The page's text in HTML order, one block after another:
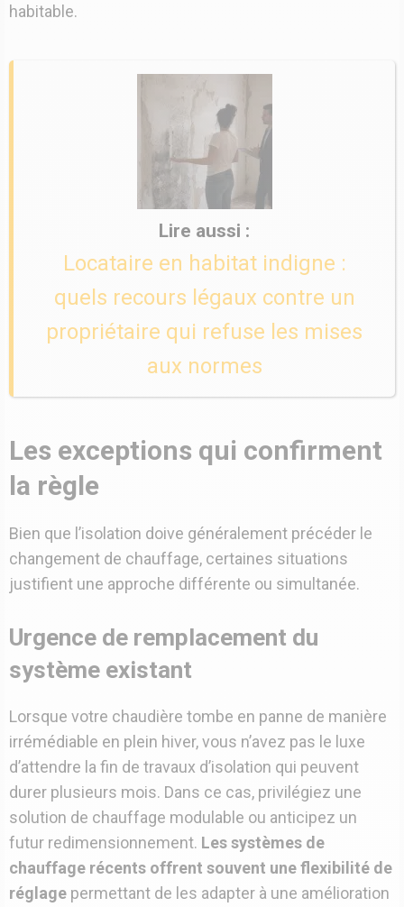
habitable.
Locataire en habitat indigne :
quels recours légaux contre un
propriétaire qui refuse les mises
aux normes
Les exceptions qui confirment
la règle
Bien que l’isolation doive généralement précéder le
changement de chauffage, certaines situations
justifient une approche différente ou simultanée.
Urgence de remplacement du
système existant
Lorsque votre chaudière tombe en panne de manière
irrémédiable en plein hiver, vous n’avez pas le luxe
d’attendre la fin de travaux d’isolation qui peuvent
durer plusieurs mois. Dans ce cas, privilégiez une
solution de chauffage modulable ou anticipez un
futur redimensionnement. Les systèmes de
chauffage récents offrent souvent une flexibilité de
réglage permettant de les adapter à une amélioration